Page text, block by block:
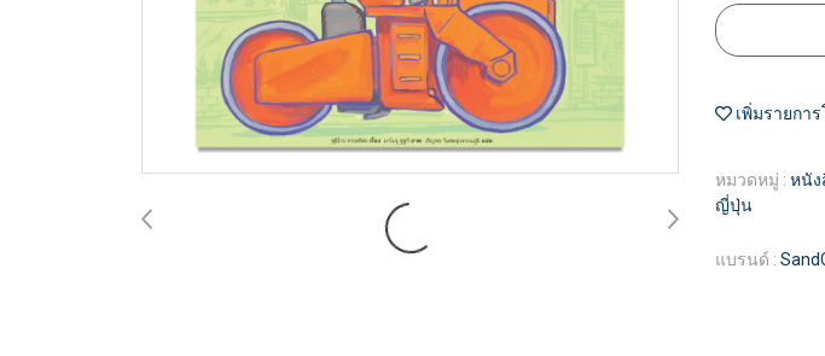
เพิ่มรายกา
หมวดหมู่ : หนัง
ญี่ปุ่น
แบรนด์ :